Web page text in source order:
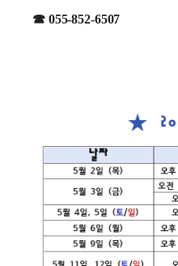
☎ 055-852-6507